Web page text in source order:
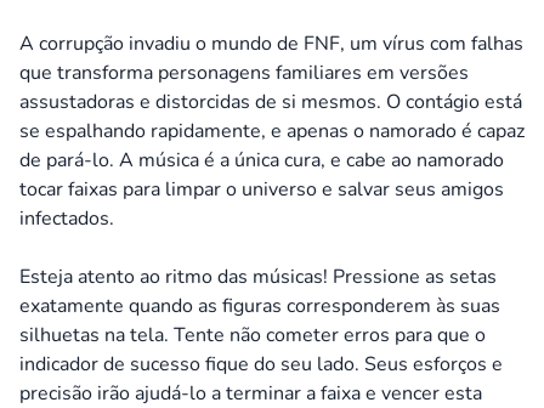
A corrupção invadiu o mundo de FNF, um vírus com falhas
que transforma personagens familiares em versões
assustadoras e distorcidas de si mesmos. O contágio está
se espalhando rapidamente, e apenas o namorado é capaz
de pará-lo. A música é a única cura, e cabe ao namorado
tocar faixas para limpar o universo e salvar seus amigos
infectados.
Esteja atento ao ritmo das músicas! Pressione as setas
exatamente quando as figuras corresponderem às suas
silhuetas na tela. Tente não cometer erros para que o
indicador de sucesso fique do seu lado. Seus esforços e
precisão irão ajudá-lo a terminar a faixa e vencer esta